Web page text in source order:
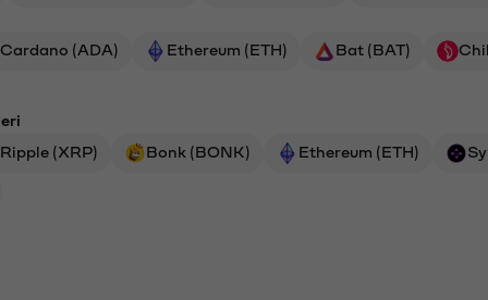
Cardano (ADA) Ethereum (ETH) Bat (BAT)
Ripple (XRP)
Bonk (BONK) Ethereum (ETH)